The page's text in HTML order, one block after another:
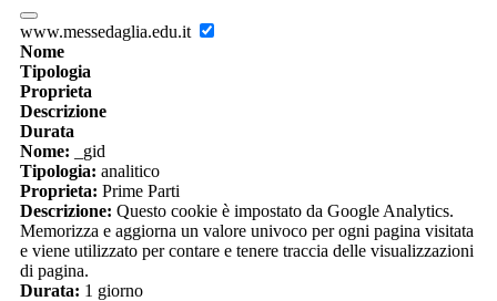
www.messedaglia.edu.it
Nome
Tipologia
Proprieta
Descrizione
Durata
Nome: _gid
Tipologia: analitico
Proprieta: Prime Parti
Descrizione: Questo cookie è impostato da Google Analytics.
Memorizza e aggiorna un valore univoco per ogni pagina visitata
e viene utilizzato per contare e tenere traccia delle visualizzazioni
di pagina.
Durata: 1 giorno